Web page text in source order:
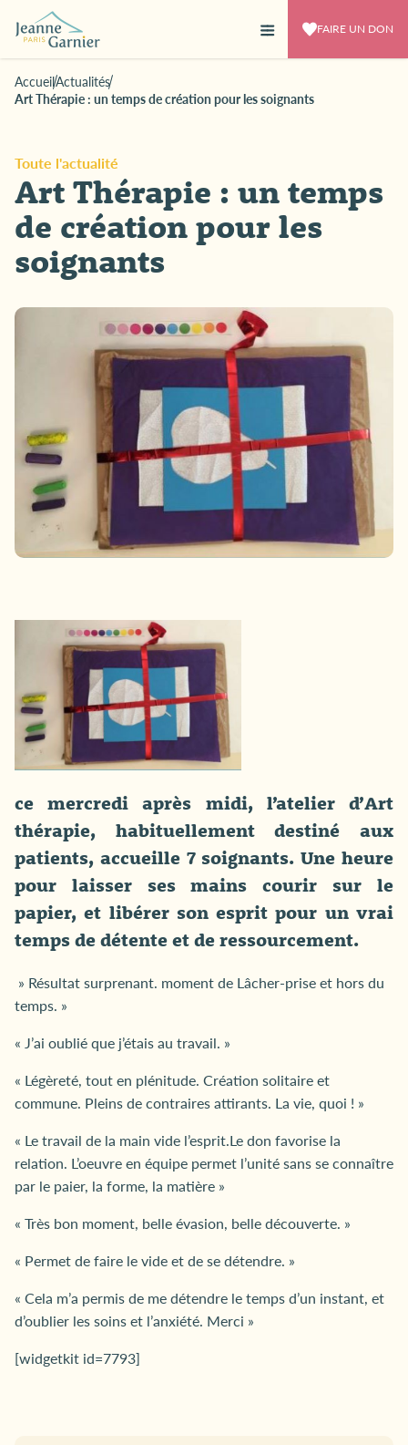
FAIRE UN DON
AccueilActualités
Art Thérapie : un temps de création pour les soignants
Toute l'actualité
Art Thérapie : un temps
de création pour les
soignants
ce mercredi après midi, l’atelier d’Art
thérapie, habituellement destiné aux
patients, accueille 7 soignants. Une heure
pour laisser ses mains courir sur le
papier, et libérer son esprit pour un vrai
temps de détente et de ressourcement.
» Résultat surprenant. moment de Lâcher-prise et hors du
temps. »
« J’ai oublié que j’étais au travail. »
« Légèreté, tout en plénitude. Création solitaire et
commune. Pleins de contraires attirants. La vie, quoi ! »
« Le travail de la main vide l’esprit.Le don favorise la
relation. L’oeuvre en équipe permet l’unité sans se connaître
par le paier, la forme, la matière »
« Très bon moment, belle évasion, belle découverte. »
« Permet de faire le vide et de se détendre. »
« Cela m’a permis de me détendre le temps d’un instant, et
d’oublier les soins et l’anxiété. Merci »
[widgetkit id=7793]